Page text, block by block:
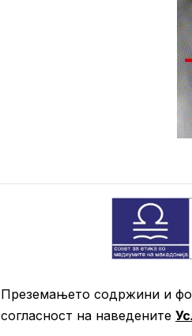
Преземањето содржини и
согласност на нaведените